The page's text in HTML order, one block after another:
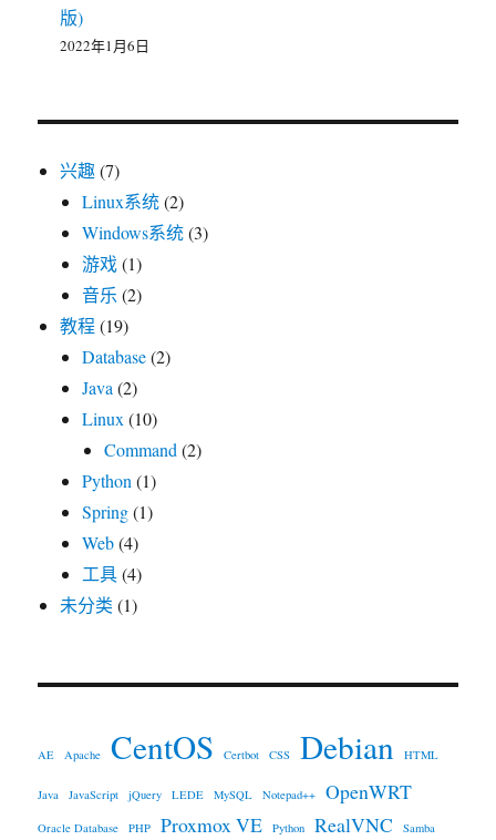
版)
2022年1月6日
兴趣 (7)
Linux系统(2)
Windows系统(3)
游戏(1)
音乐 (2)
教程 (19)
Database(2)
Java (2)
Linux (10)
Command (2)
Python (1)
Spring(1)
Web(4)
工具(4)
未分类 (1)
AE Apache CentOS Certbot CSS Debian HTML
Java JavaScript jQuery LEDE MySQL Notepad++ OpenWRT
Oracle Database PHP Proxmox VE Python RealVNC Samba